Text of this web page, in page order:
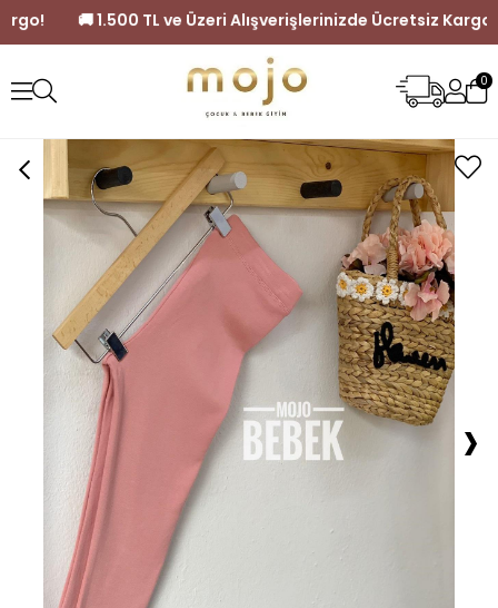
Kargo! 🚚 1.500 TL ve Üzeri Alışverişlerinizde Ücretsiz
0
›